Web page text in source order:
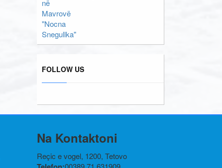
FOLLOW US
Na Kontaktoni
Reçic e vogel, 1200, Tetovo